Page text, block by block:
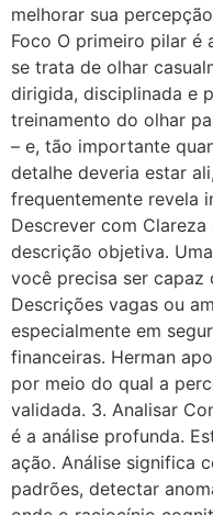
melhorar sua
Foco O primeiro pilar é
se trata de olhar
dirigida, disciplinada e
treinamento do olhar
– e, tão importante
detalhe deveria estar
frequentemente revela
Descrever com
descrição objetiva.
você precisa ser
Descrições vagas ou
especialmente em
financeiras. Herman
por meio do qual a
validada. 3. Analisar
é a análise profunda.
ação. Análise significa
padrões, detectar